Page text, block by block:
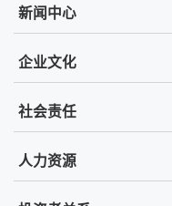
新闻中心
企业文化
社会责任
人力资源